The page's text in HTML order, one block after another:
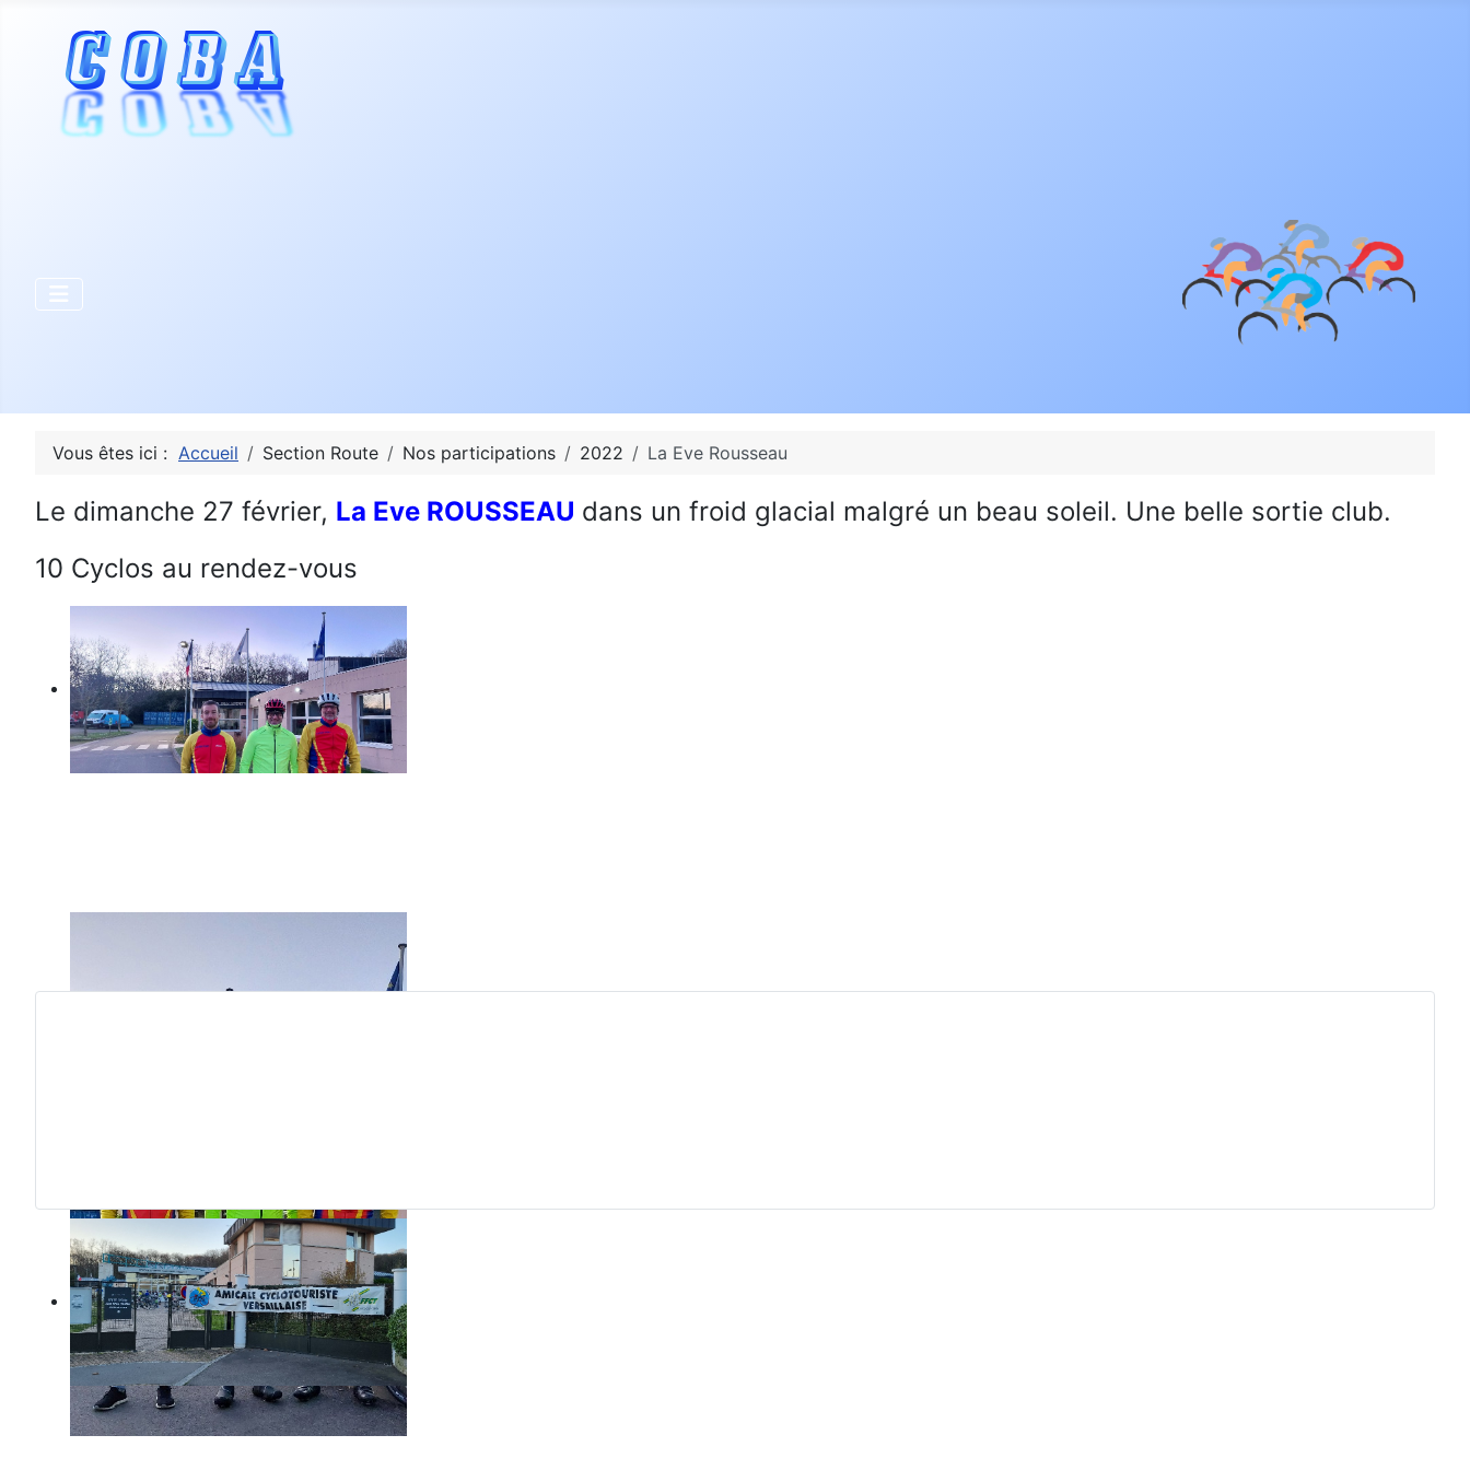
Vous êtes ici : Accueil Section Route Nos participations 2022 La Eve Rousseau
Le dimanche 27 février, La Eve ROUSSEAU dans un froid glacial malgré un beau soleil. Une belle sortie club.
10 Cyclos au rendez-vous